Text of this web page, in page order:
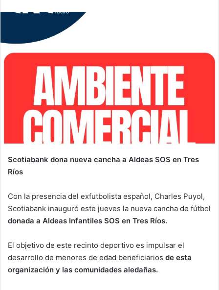
Scotiabank dona nueva cancha a Aldeas SOS en Tres
Ríos
Con la presencia del exfutbolista español, Charles Puyol,
Scotiabank inauguró este jueves la nueva cancha de fútbol
donada a Aldeas Infantiles SOS en Tres Ríos.
El objetivo de este recinto deportivo es impulsar el
desarrollo de menores de edad beneficiarios de esta
organización y las comunidades aledañas.